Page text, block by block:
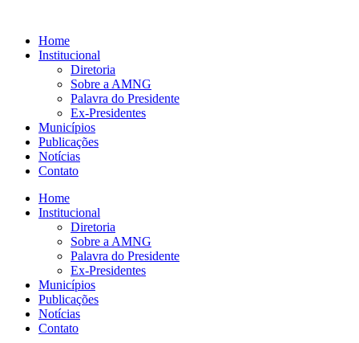
conteúdo
Home
Institucional
Diretoria
Sobre a AMNG
Palavra do Presidente
Ex-Presidentes
Municípios
Publicações
Notícias
Contato
Home
Institucional
Diretoria
Sobre a AMNG
Palavra do Presidente
Ex-Presidentes
Municípios
Publicações
Notícias
Contato